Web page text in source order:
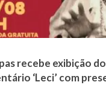
recebe exibição do
‘Leci’ com